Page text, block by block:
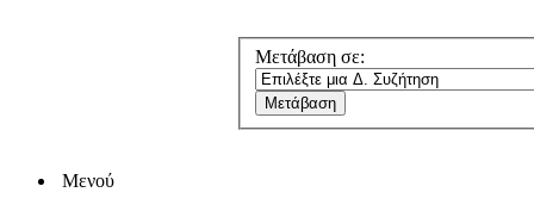
Μετάβαση σε:
Μενού